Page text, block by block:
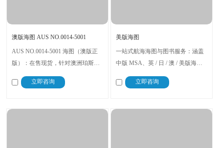
澳版海图 AUS NO.0014-5001
AUS NO.0014-5001 海图（澳版正
版）：在售现货，针对澳洲珀斯海
线；正版保障信息准确，购买后可
作业
立即咨询
美版海图
一站式航海海图与图书服务：涵盖
中版 MSA、英 / 日 / 澳 / 美版海
IMO/ITU/WHO 出版物；免费提供
送与售后服务，人性化适配客户需
立即咨询